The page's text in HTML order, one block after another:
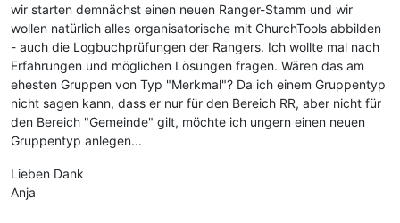
wir starten demnächst einen neuen Ranger-Stamm und wir
wollen natürlich alles organisatorische mit ChurchTools abbilden
- auch die Logbuchprüfungen der Rangers. Ich wollte mal nach
Erfahrungen und möglichen Lösungen fragen. Wären das am
ehesten Gruppen von Typ "Merkmal"? Da ich einem Gruppentyp
nicht sagen kann, dass er nur für den Bereich RR, aber nicht für
den Bereich "Gemeinde" gilt, möchte ich ungern einen neuen
Gruppentyp anlegen...
Lieben Dank
Anja